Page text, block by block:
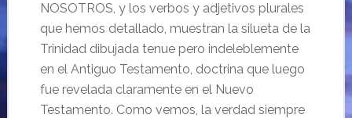
NOSOTROS, y los verbos y adjetivos plurales
que hemos detallado, muestran la silueta de la
Trinidad dibujada tenue pero indeleblemente
en el Antiguo Testamento, doctrina que luego
fue revelada claramente en el Nuevo
Testamento. Como vemos, la verdad siempre